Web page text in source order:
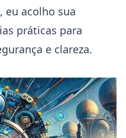
eu acolho sua
práticas para
e clareza.